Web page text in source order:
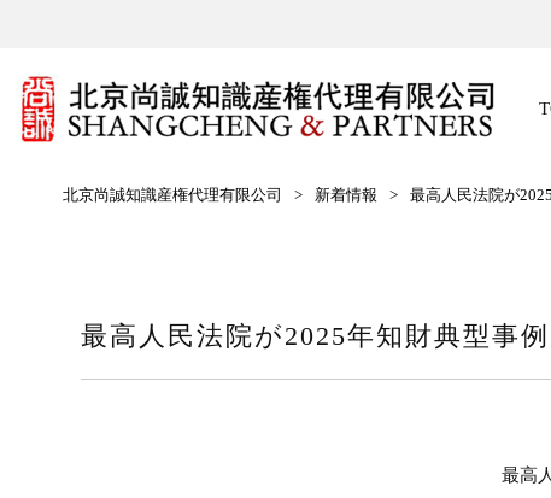
北京尚誠知識産権代理有限公司 > 新着情報 > 最高人民法院が
最高人民法院が2025年知財典型事
最高